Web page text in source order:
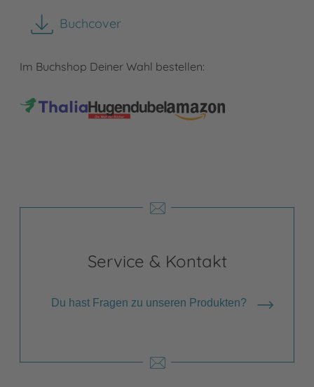
Buchcover
herunterladen
Im Buchshop Deiner Wahl bestellen:
Service & Kontakt
Du hast Fragen zu unseren Produkten?